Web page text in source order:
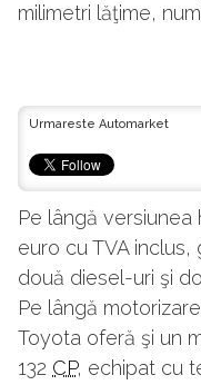
milimetri lăţime,
Urmareste Automarket
Pe lângă versiunea
euro cu TVA
două diesel-uri şi
Pe lângă
Toyota oferă şi un
132 CP, echipat cu